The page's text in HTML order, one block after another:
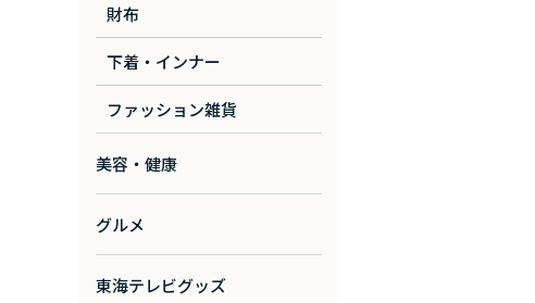
財布
下着・インナー
ファッション雑貨
美容・健康
グルメ
東海テレビグッズ